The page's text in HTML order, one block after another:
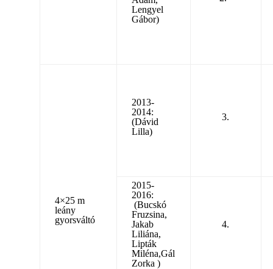
Lengyel
Gábor)
4×25 m
leány
gyorsváltó
2013-
2014:
(Dávid
Lilla)
3.
2015-
2016:
(Bucskó
Fruzsina,
Jakab
Liliána,
Lipták
Miléna,Gál
Zorka )
4.